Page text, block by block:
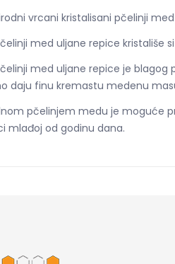
vrcani kristalisani pčelinji
med uljane repice
med uljane repice je
daju finu kremastu medenu
pčelinjem medu je moguće
mlađoj od godinu dana.